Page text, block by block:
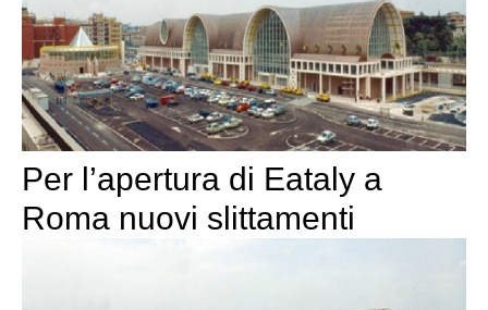
Per l’apertura di Eataly a
Roma nuovi slittamenti